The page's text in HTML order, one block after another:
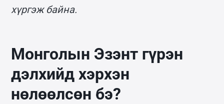
хүргэж байна.
Монголын Эзэнт гүрэн
дэлхийд хэрхэн
нөлөөлсөн бэ?